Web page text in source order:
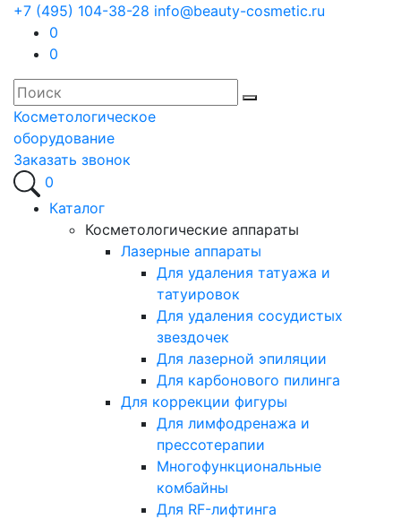
+7 (495) 104-38-28 info@beauty-cosmetic.ru
0
0
Косметологическое
оборудование
Заказать звонок
0
Каталог
Косметологические аппараты
Лазерные аппараты
Для удаления татуажа и
татуировок
Для удаления сосудистых
звездочек
Для лазерной эпиляции
Для карбонового пилинга
Для коррекции фигуры
Для лимфодренажа и
прессотерапии
Многофункциональные
комбайны
Для RF-лифтинга